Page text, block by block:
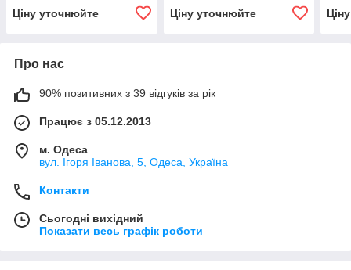
Ціну уточнюйте
Ціну уточнюйте
Про нас
90% позитивних з 39 відгуків за рік
Працює з 05.12.2013
м. Одеса
вул. Ігоря Іванова, 5, Одеса, Україна
Контакти
Сьогодні вихідний
Показати весь графік роботи